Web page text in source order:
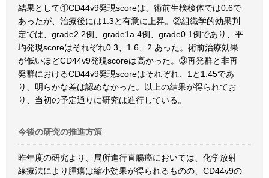
結果として①CD44v9発現scoreは、術前生検検体では0.6で
あったが、治療後には1.3と有意に上昇。②組織学的効果判
定では、grade2 2例、grade1a 4例、grade0 1例であり、平
均発現scoreはそれぞれ0.3、1.6、2 あった。術前治療効果
が低いほどCD44v9発現scoreは高かった。③再発群と非再
発群におけるCD44v9発現scoreはそれぞれ、1と1.45であ
り、明らかな差は認めなかった。以上の結果が得られてお
り、当初の予定通りに研究は進行している。
今後の研究の推進方策
昨年度の研究より、局所進行直腸癌においては、化学放射
線療法により腫瘍は縮小効果が得られるものの、CD44v9の